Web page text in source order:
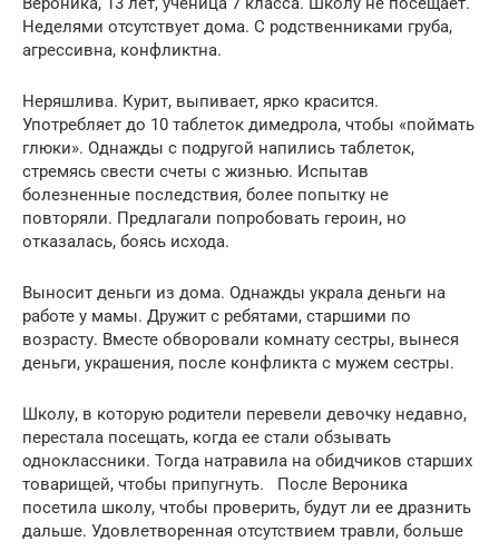
Неделями отсутствует дома. С родственниками груба,
агрессивна, конфликтна.
Неряшлива. Курит, выпивает, ярко красится.
Употребляет до 10 таблеток димедрола, чтобы «поймать
глюки». Однажды с подругой напились таблеток,
стремясь свести счеты с жизнью. Испытав
болезненные последствия, более попытку не
повторяли. Предлагали попробовать героин, но
отказалась, боясь исхода.
Выносит деньги из дома. Однажды украла деньги на
работе у мамы. Дружит с ребятами, старшими по
возрасту. Вместе обворовали комнату сестры, вынеся
деньги, украшения, после конфликта с мужем сестры.
Школу, в которую родители перевели девочку недавно,
перестала посещать, когда ее стали обзывать
одноклассники. Тогда натравила на обидчиков старших
товарищей, чтобы припугнуть. После Вероника
посетила школу, чтобы проверить, будут ли ее дразнить
дальше. Удовлетворенная отсутствием травли, больше